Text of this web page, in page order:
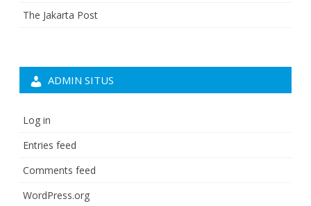
The Jakarta Post
ADMIN SITUS
Log in
Entries feed
Comments feed
WordPress.org